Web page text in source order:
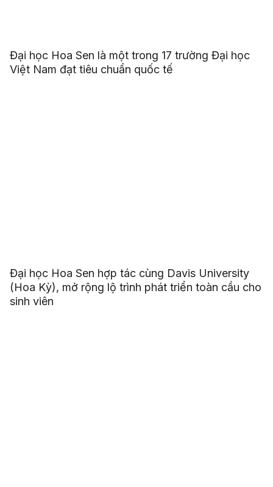
Đại học Hoa Sen là một trong 17 trường Đại học
Việt Nam đạt tiêu chuẩn quốc tế
Đại học Hoa Sen hợp tác cùng Davis University
(Hoa Kỳ), mở rộng lộ trình phát triển toàn cầu cho
sinh viên